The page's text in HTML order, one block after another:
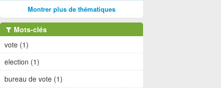
Montrer plus de thématiques
Mots-clés
vote (1)
election (1)
bureau de vote (1)